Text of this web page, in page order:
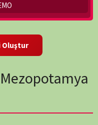
Oluştur